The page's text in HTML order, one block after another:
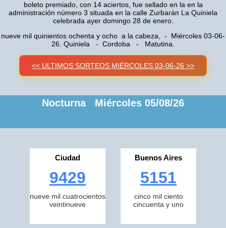
boleto premiado, con 14 aciertos, fue sellado en la en la
administración número 3 situada en la calle Zurbarán La Quiniela
celebrada ayer domingo 28 de enero.
nueve mil quinientos ochenta y ocho a la cabeza, - Miércoles 03-06-
26. Quiniela - Cordoba - Matutina.
<< ULTIMOS SORTEOS MIÉRCOLES 03-06-26 >>
Nocturna Miércoles 05/08/26
Ciudad
9429
nueve mil cuatrocientos
veintinueve
Buenos Aires
5151
cinco mil ciento
cincuenta y uno